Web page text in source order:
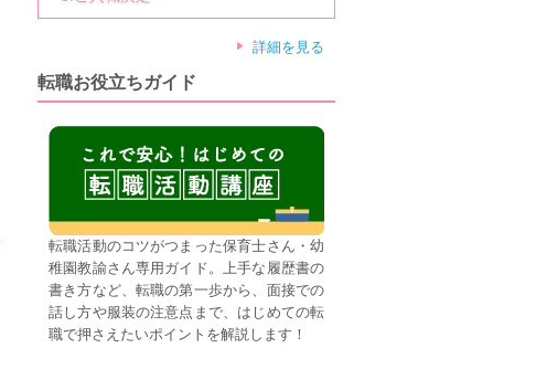
詳細を見る
転職お役立ちガイド
転職活動のコツがつまった保育士さん・幼
稚園教諭さん専用ガイド。上手な履歴書の
書き方など、転職の第一歩から、面接での
話し方や服装の注意点まで、はじめての転
職で押さえたいポイントを解説します！